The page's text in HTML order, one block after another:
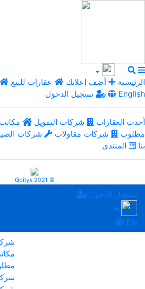
الرئيسية أضف إعلانك عقارات للبيع
تسجيل الدخول
English
أحدث العقارات شركات التمويل
مطلوب
شركات مقاولات شركات
بنا
المنتدى
Qcitys 2021 ©
تسجيل الدخول
EN